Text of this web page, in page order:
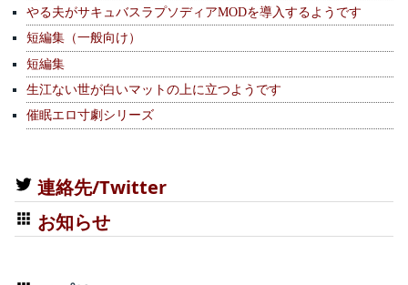
やる夫がサキュバスラプソディアMODを導入するようです
短編集（一般向け）
短編集
生江ない世が白いマットの上に立つようです
催眠エロ寸劇シリーズ
連絡先/Twitter
お知らせ